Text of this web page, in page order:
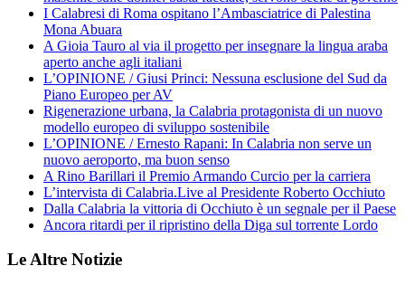
I Calabresi di Roma ospitano l’Ambasciatrice di Palestina
Mona Abuara
A Gioia Tauro al via il progetto per insegnare la lingua araba
aperto anche agli italiani
L’OPINIONE / Giusi Princi: Nessuna esclusione del Sud da
Piano Europeo per AV
Rigenerazione urbana, la Calabria protagonista di un nuovo
modello europeo di sviluppo sostenibile
L’OPINIONE / Ernesto Rapani: In Calabria non serve un
nuovo aeroporto, ma buon senso
A Rino Barillari il Premio Armando Curcio per la carriera
L’intervista di Calabria.Live al Presidente Roberto Occhiuto
Dalla Calabria la vittoria di Occhiuto è un segnale per il Paese
Ancora ritardi per il ripristino della Diga sul torrente Lordo
Le Altre Notizie